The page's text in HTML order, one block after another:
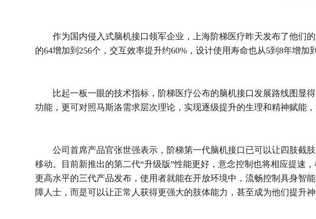
作为国内侵入式脑机接口领军企业，上海阶梯医疗昨天发布了他们
的64增加到256个，交互效率提升约60%，设计使用寿命也从5到8年增加到
比起一板一眼的技术指标，阶梯医疗公布的脑机接口发展路线图显得
功能，更可对照马斯洛需求层次理论，实现逐级提升的生理和精神赋能
公司首席产品官张世强表示，阶梯第一代脑机接口已可以让四肢截肢
移动。目前新推出的第二代“升级版”性能更好，意念控制也将相应提速
更高水平的三代产品发布，使用者就能在开放环境中，流畅控制具身智
障人士，而是可以让正常人获得更强大的肢体能力，甚至成为他们提升